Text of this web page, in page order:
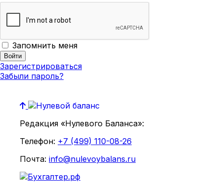
Запомнить меня
Зарегистрироваться
Забыли пароль?
Редакция «Нулевого Баланса»:
Телефон: +7 (499) 110-08-26
Почта: info@nulevoybalans.ru